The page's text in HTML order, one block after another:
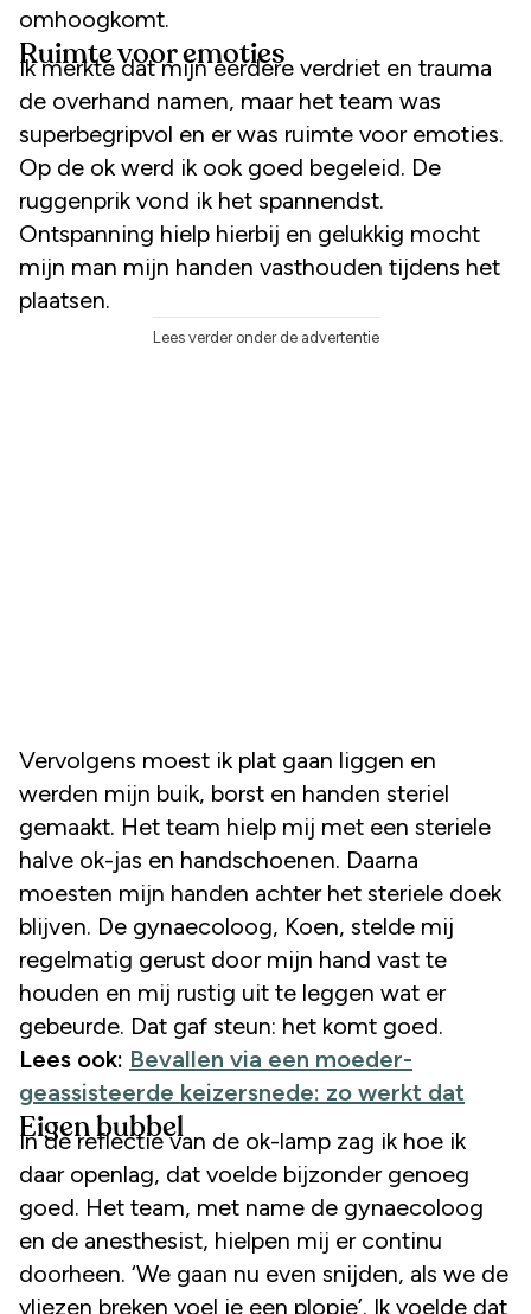
omhoogkomt.
Ruimte voor emoties
Ik merkte dat mijn eerdere verdriet en trauma
de overhand namen, maar het team was
superbegripvol en er was ruimte voor emoties.
Op de ok werd ik ook goed begeleid. De
ruggenprik vond ik het spannendst.
Ontspanning hielp hierbij en gelukkig mocht
mijn man mijn handen vasthouden tijdens het
plaatsen.
Lees verder onder de advertentie
Vervolgens moest ik plat gaan liggen en
werden mijn buik, borst en handen steriel
gemaakt. Het team hielp mij met een steriele
halve ok-jas en handschoenen. Daarna
moesten mijn handen achter het steriele doek
blijven. De gynaecoloog, Koen, stelde mij
regelmatig gerust door mijn hand vast te
houden en mij rustig uit te leggen wat er
gebeurde. Dat gaf steun: het komt goed.
Lees ook: Bevallen via een moeder-
geassisteerde keizersnede: zo werkt dat
Eigen bubbel
In de reflectie van de ok-lamp zag ik hoe ik
daar openlag, dat voelde bijzonder genoeg
goed. Het team, met name de gynaecoloog
en de anesthesist, hielpen mij er continu
doorheen. ‘We gaan nu even snijden, als we de
vliezen breken voel je een plopje’. Ik voelde dat